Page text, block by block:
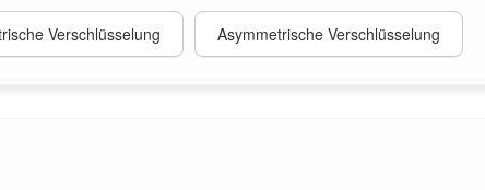
Verschlüsselung Asymmetrische Verschlüsselung